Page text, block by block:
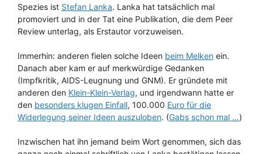
Spezies ist Stefan Lanka. Lanka hat tatsächlich mal
promoviert und in der Tat eine Publikation, die dem Peer
Review unterlag, als Erstautor vorzuweisen.
Immerhin: anderen fielen solche Ideen beim Melken ein.
Danach aber kam er auf merkwürdige Gedanken
(Impfkritik, AIDS-Leugnung und GNM). Er gründete mit
anderen den Klein-Klein-Verlag, und irgendwann hatte er
den besonders klugen Einfall, 100.000 Euro für die
Widerlegung seiner Ideen auszuloben. (Gabs schon mal …)
Inzwischen hat ihn jemand beim Wort genommen, sich das